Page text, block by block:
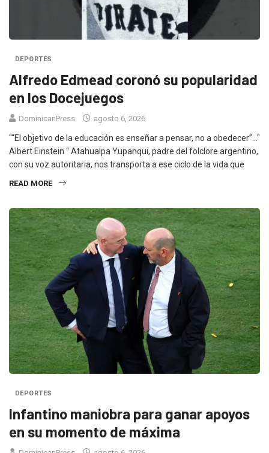
DEPORTES
Alfredo Edmead coronó su popularidad
en los Docejuegos
DominicanPress agosto 6, 2026
"“El objetivo de la educación es enseñar a pensar, no a obedecer”…"
Albert Einstein “ Atahualpa Yupanqui, padre del folclore argentino,
con su voz autoritaria, nos transporta a ese ciclo de la vida que
READ MORE
DEPORTES
Infantino maniobra para ganar apoyos
en su momento de máxima